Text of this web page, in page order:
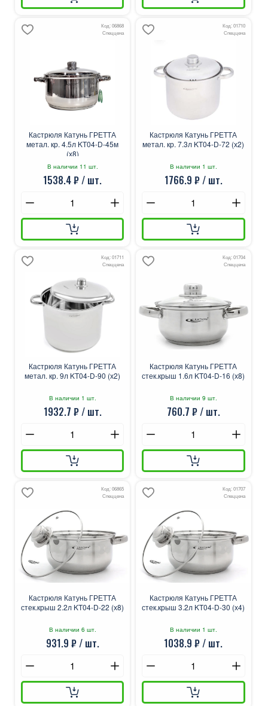
Код: 06868
Спеццена
Кастрюля Катунь ГРЕТТА
метал. кр. 4.5л KT04-D-45м
(х8)
В наличии 11 шт.
1538.4 ₽ / шт.
Код: 01710
Спеццена
Кастрюля Катунь ГРЕТТА
метал. кр. 7.3л KT04-D-72 (х2)
В наличии 1 шт.
1766.9 ₽ / шт.
Код: 01711
Спеццена
Кастрюля Катунь ГРЕТТА
метал. кр. 9л KT04-D-90 (х2)
В наличии 1 шт.
1932.7 ₽ / шт.
Код: 01704
Спеццена
Кастрюля Катунь ГРЕТТА
стек.крыш 1.6л KT04-D-16 (х8)
В наличии 9 шт.
760.7 ₽ / шт.
Код: 06865
Спеццена
Кастрюля Катунь ГРЕТТА
стек.крыш 2.2л KT04-D-22 (х8)
В наличии 6 шт.
931.9 ₽ / шт.
Код: 01707
Спеццена
Кастрюля Катунь ГРЕТТА
стек.крыш 3.2л KT04-D-30 (х4)
В наличии 1 шт.
1038.9 ₽ / шт.